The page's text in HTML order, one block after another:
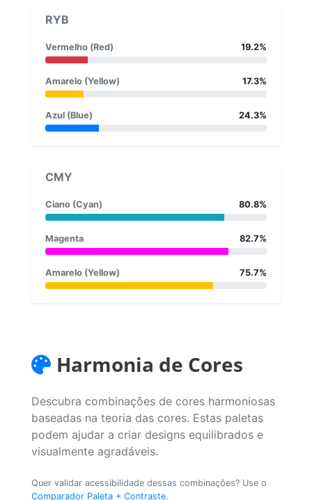
RYB
Vermelho (Red) 19.2%
Amarelo (Yellow) 17.3%
Azul (Blue) 24.3%
CMY
Ciano (Cyan) 80.8%
Magenta 82.7%
Amarelo (Yellow) 75.7%
Harmonia de Cores
Descubra combinações de cores harmoniosas
baseadas na teoria das cores. Estas paletas
podem ajudar a criar designs equilibrados e
visualmente agradáveis.
Quer validar acessibilidade dessas combinações? Use o
Comparador Paleta + Contraste.